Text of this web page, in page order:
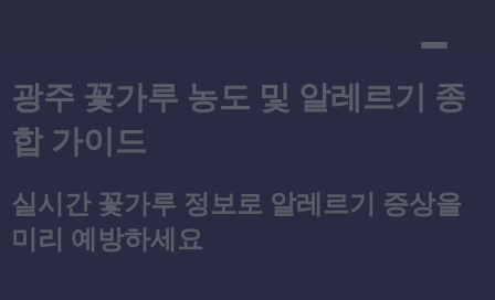
광주 꽃가루 농도 및 알레르기 종
합 가이드
실시간 꽃가루 정보로 알레르기 증상을
미리 예방하세요